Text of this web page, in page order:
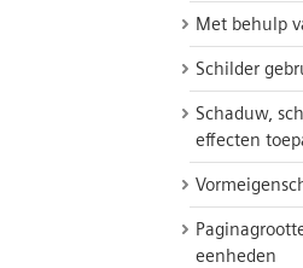
Met behulp
Schilder
Schaduw,
effecten
eenheden